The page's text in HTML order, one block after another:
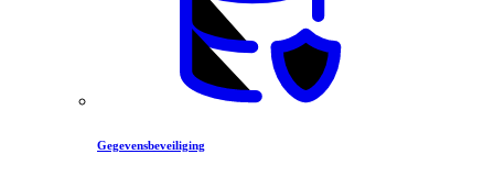
Gegevensbeveiliging